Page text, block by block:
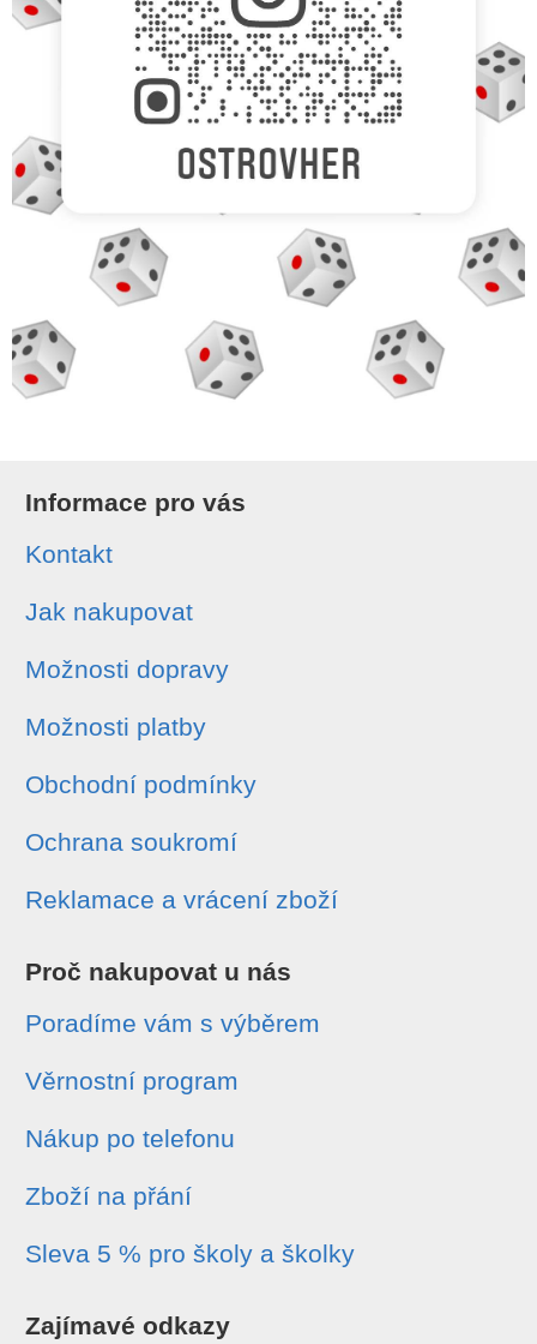
Informace pro vás
Kontakt
Jak nakupovat
Možnosti dopravy
Možnosti platby
Obchodní podmínky
Ochrana soukromí
Reklamace a vrácení zboží
Proč nakupovat u nás
Poradíme vám s výběrem
Věrnostní program
Nákup po telefonu
Zboží na přání
Sleva 5 % pro školy a školky
Zajímavé odkazy